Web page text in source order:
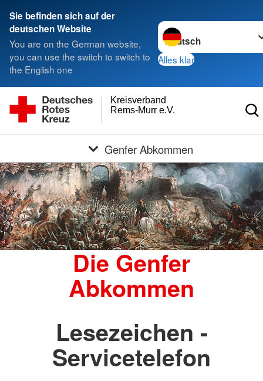
Sie befinden sich auf der
deutschen Website
You are on the German website,
you can use the switch to switch to
the English one
Sprache wechseln zu
Alles klar
Rems-Murr e.V.
Kreisverband
Genfer Abkommen
Die Genfer
Abkommen
Lesezeichen -
Servicetelefon